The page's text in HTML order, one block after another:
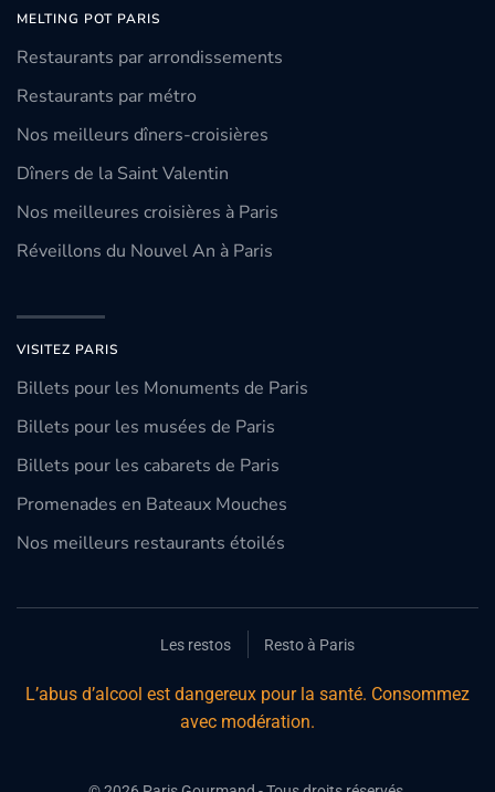
MELTING POT PARIS
Restaurants par arrondissements
Restaurants par métro
Nos meilleurs dîners-croisières
Dîners de la Saint Valentin
Nos meilleures croisières à Paris
Réveillons du Nouvel An à Paris
VISITEZ PARIS
Billets pour les Monuments de Paris
Billets pour les musées de Paris
Billets pour les cabarets de Paris
Promenades en Bateaux Mouches
Nos meilleurs restaurants étoilés
Les restos Resto à Paris
L’abus d’alcool est dangereux pour la santé. Consommez
avec modération.